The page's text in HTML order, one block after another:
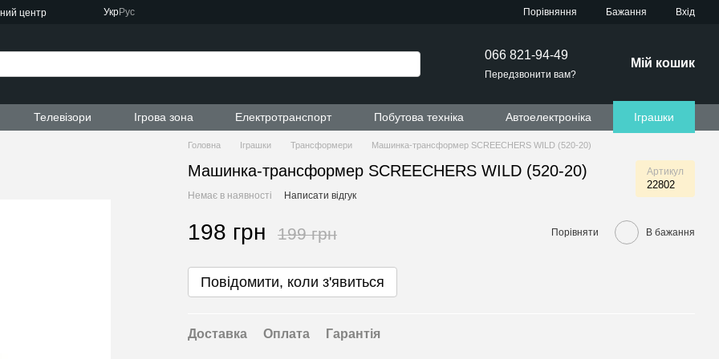
центр
УкрРус Порівняння Бажання Вхід
066 821-94-49
Передзвонити вам?
Мій кошик
Телевізори Ігрова зона Електротранспорт Побутова техніка Автоелектроніка Іграшки
Головна Іграшки Трансформери Машинка-трансформер SCREECHERS WILD (520-20)
Машинка-трансформер SCREECHERS WILD (520-20) Артикул
22802
Немає в наявності Написати відгук
198 грн 199 грн Порівняти В бажання
Повідомити, коли з'явиться
Доставка Оплата Гарантія